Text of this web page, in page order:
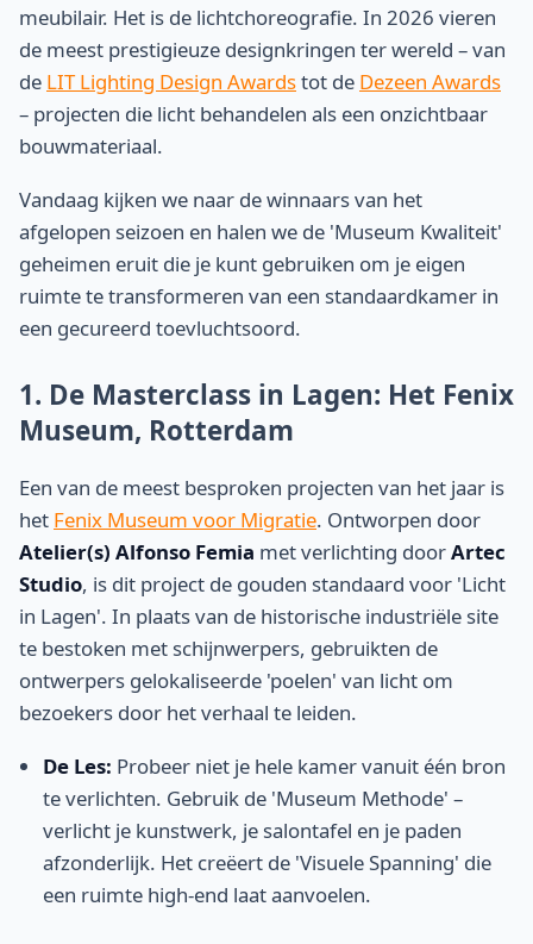
meubilair. Het is de lichtchoreografie. In 2026 vieren
de meest prestigieuze designkringen ter wereld – van
de LIT Lighting Design Awardstot de Dezeen Awards
– projecten die licht behandelen als een onzichtbaar
bouwmateriaal.
Vandaag kijken we naar de winnaars van het
afgelopen seizoen en halen we de 'Museum Kwaliteit'
geheimen eruit die je kunt gebruiken om je eigen
ruimte te transformeren van een standaardkamer in
een gecureerd toevluchtsoord.
1. De Masterclass in Lagen: Het Fenix
Museum, Rotterdam
Een van de meest besproken projecten van het jaar is
het Fenix Museum voor Migratie. Ontworpen door
Atelier(s) Alfonso Femia met verlichting doorArtec
Studio, is dit project de gouden standaard voor 'Licht
in Lagen'. In plaats van de historische industriële site
te bestoken met schijnwerpers, gebruikten de
ontwerpers gelokaliseerde 'poelen' van licht om
bezoekers door het verhaal te leiden.
De Les: Probeer niet je hele kamer vanuit één bron
te verlichten. Gebruik de 'Museum Methode' –
verlicht je kunstwerk, je salontafel en je paden
afzonderlijk. Het creëert de 'Visuele Spanning' die
een ruimte high-end laat aanvoelen.